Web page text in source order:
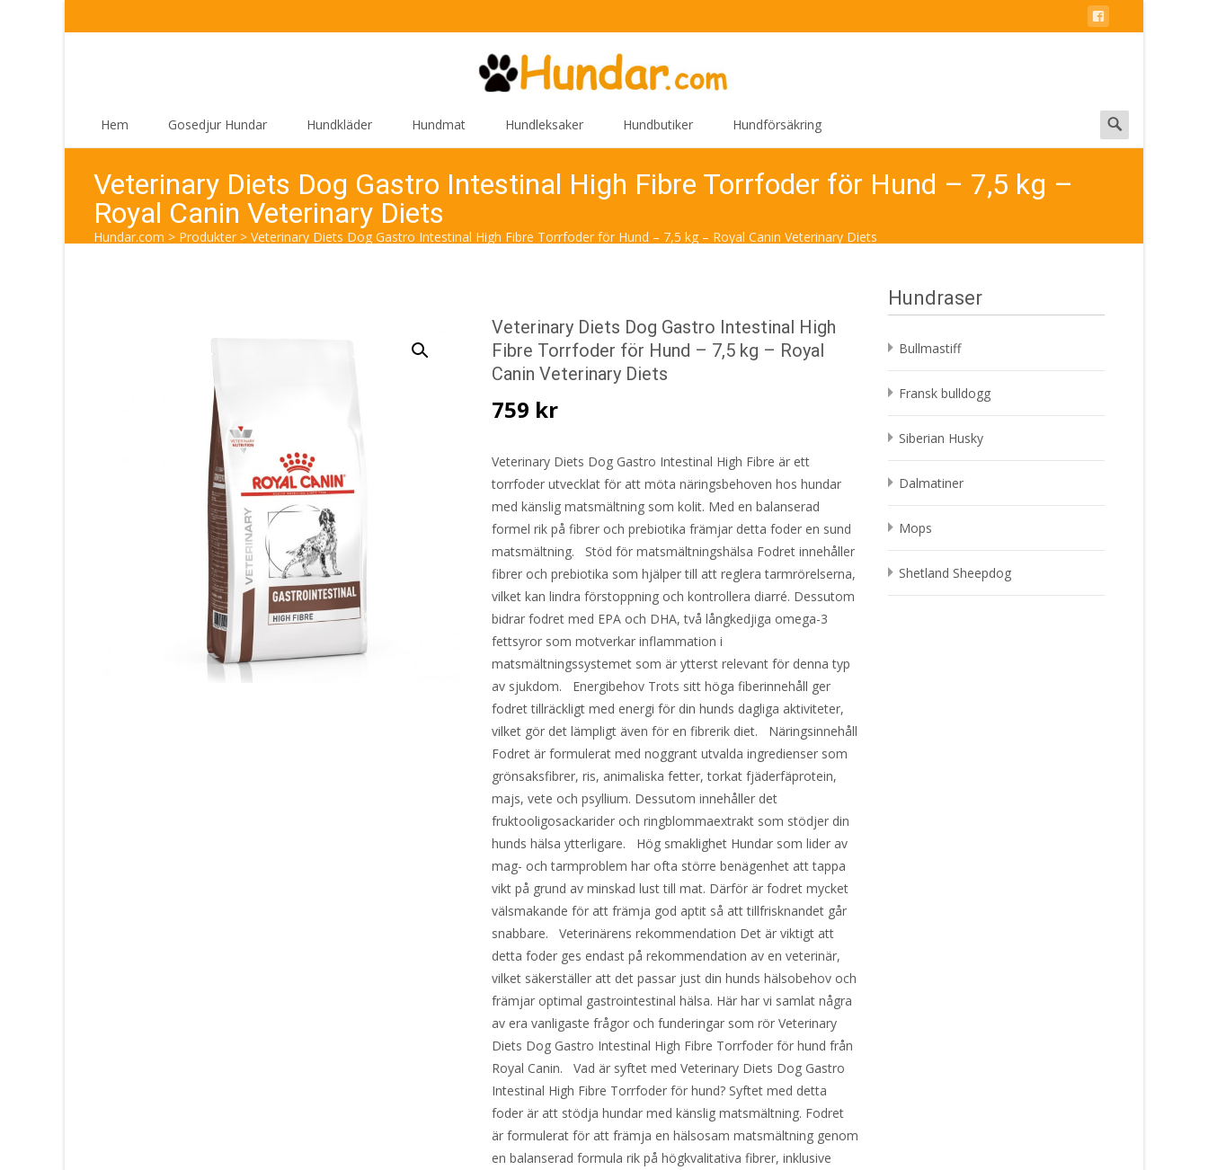
Hem Gosedjur Hundar Hundkläder Hundmat Hundleksaker Hundbutiker Hundförsäkring
Search
for:
Veterinary Diets Dog Gastro Intestinal High Fibre Torrfoder för Hund – 7,5 kg –
Royal Canin Veterinary Diets
Hundar.com > Produkter > Veterinary Diets Dog Gastro Intestinal High Fibre Torrfoder för Hund – 7,5 kg – Royal Canin Veterinary Diets
Veterinary Diets Dog Gastro Intestinal High
Fibre Torrfoder för Hund – 7,5 kg – Royal
Canin Veterinary Diets
759 kr
Veterinary Diets Dog Gastro Intestinal High Fibre är ett
torrfoder utvecklat för att möta näringsbehoven hos hundar
med känslig matsmältning som kolit. Med en balanserad
formel rik på fibrer och prebiotika främjar detta foder en sund
matsmältning. Stöd för matsmältningshälsa Fodret innehåller
fibrer och prebiotika som hjälper till att reglera tarmrörelserna,
vilket kan lindra förstoppning och kontrollera diarré. Dessutom
bidrar fodret med EPA och DHA, två långkedjiga omega-3
fettsyror som motverkar inflammation i
matsmältningssystemet som är ytterst relevant för denna typ
av sjukdom. Energibehov Trots sitt höga fiberinnehåll ger
fodret tillräckligt med energi för din hunds dagliga aktiviteter,
vilket gör det lämpligt även för en fibrerik diet. Näringsinnehåll
Fodret är formulerat med noggrant utvalda ingredienser som
grönsaksfibrer, ris, animaliska fetter, torkat fjäderfäprotein,
majs, vete och psyllium. Dessutom innehåller det
fruktooligosackarider och ringblommaextrakt som stödjer din
hunds hälsa ytterligare. Hög smaklighet Hundar som lider av
mag- och tarmproblem har ofta större benägenhet att tappa
vikt på grund av minskad lust till mat. Därför är fodret mycket
välsmakande för att främja god aptit så att tillfrisknandet går
snabbare. Veterinärens rekommendation Det är viktigt att
detta foder ges endast på rekommendation av en veterinär,
vilket säkerställer att det passar just din hunds hälsobehov och
främjar optimal gastrointestinal hälsa. Här har vi samlat några
av era vanligaste frågor och funderingar som rör Veterinary
Diets Dog Gastro Intestinal High Fibre Torrfoder för hund från
Royal Canin. Vad är syftet med Veterinary Diets Dog Gastro
Intestinal High Fibre Torrfoder för hund? Syftet med detta
foder är att stödja hundar med känslig matsmältning. Fodret
är formulerat för att främja en hälsosam matsmältning genom
en balanserad formula rik på högkvalitativa fibrer, inklusive
Hundraser
Bullmastiff
Fransk bulldogg
Siberian Husky
Dalmatiner
Mops
Shetland Sheepdog